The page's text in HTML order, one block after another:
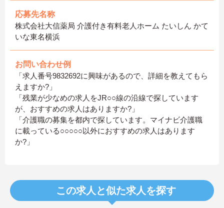
応募先名称
株式会社大信薬局 介護付き有料老人ホーム たいしん かて
いな東名横浜
お問い合わせ例
「求人番号9832692に興味があるので、詳細を教えてもら
えますか?」
「残業が少なめの求人をJR○○線の沿線で探しています
が、おすすめの求人はありますか?」
「介護職の募集を都内で探しています。マイナビ介護職
に載っている○○○○○以外におすすめの求人はあります
か?」
この求人と似た求人を探す